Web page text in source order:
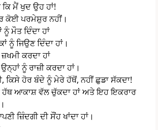
ਕਿ ਮੈਂ ਖੁਦ ਉਹ ਹਾਂ!
ਕੋਈ ਪਰਮੇਸ਼ੁਰ ਨਹੀਂ।
ਨੂੰ ਮੌਤ ਦਿੰਦਾ ਹਾਂ
ਨੂੰ ਜਿਉਣ ਦਿੰਦਾ ਹਾਂ।
ਕਰਦਾ ਹਾਂ
ਨੂੰ ਰਾਜ਼ੀ ਕਰਦਾ ਹਾਂ।
ਕਿਸੇ ਹੋਰ ਬੰਦੇ ਨੂੰ ਮੇਰੇ ਹੱਥੋਂ, ਨਹੀਂ ਛੁਡਾ ਸੱਕਦਾ!
ਆਕਾਸ਼ ਵੱਲ ਚੁੱਕਦਾ ਹਾਂ ਅਤੇ ਇਹ ਇਕਰਾਰ
ਜ਼ਿੰਦਗੀ ਦੀ ਸੌਂਹ ਖਾਂਦਾ ਹਾਂ।